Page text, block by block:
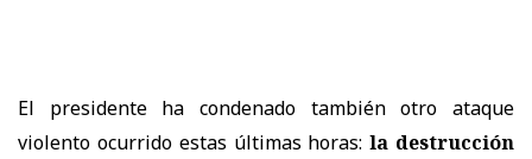
El presidente ha condenado también otro ataque
violento ocurrido estas últimas horas:la destrucción